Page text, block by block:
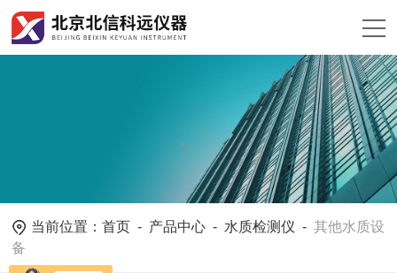
当前位置：首页 - 产品中心 - 水质检测仪 -其他水质设
备